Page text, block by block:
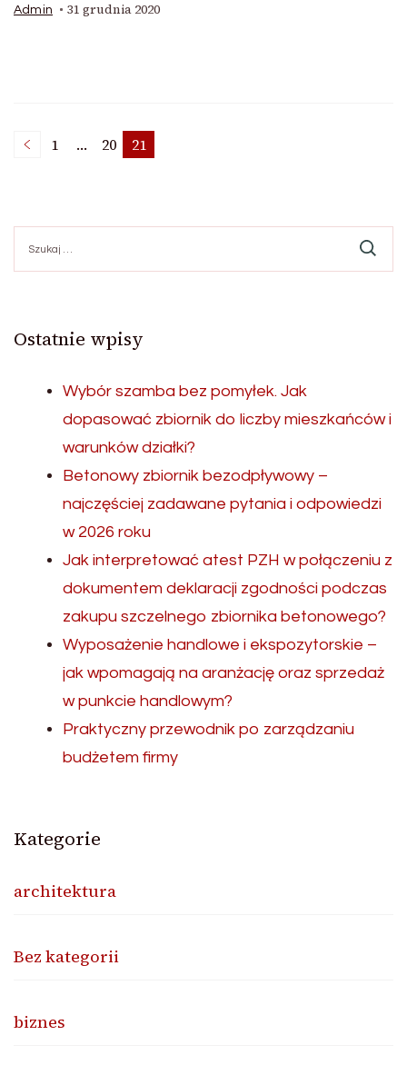
Admin 31 grudnia 2020
Stronicowanie
wpisów
Strona
1 … Strona
20 Strona
21
Ostatnie wpisy
Wybór szamba bez pomyłek. Jak
dopasować zbiornik do liczby mieszkańców i
warunków działki?
Betonowy zbiornik bezodpływowy –
najczęściej zadawane pytania i odpowiedzi
w 2026 roku
Jak interpretować atest PZH w połączeniu z
dokumentem deklaracji zgodności podczas
zakupu szczelnego zbiornika betonowego?
Wyposażenie handlowe i ekspozytorskie –
jak wpomagają na aranżację oraz sprzedaż
w punkcie handlowym?
Praktyczny przewodnik po zarządzaniu
budżetem firmy
Kategorie
architektura
Bez kategorii
biznes